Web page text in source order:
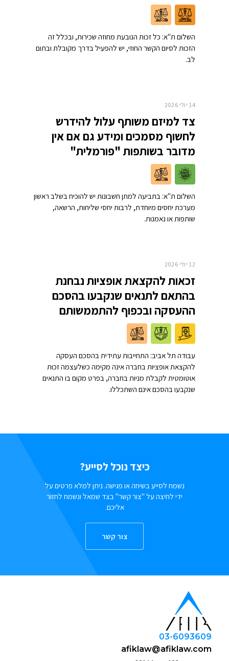
השלום ת"א: כל זכות הנובעת מחוזה שכירות, ובכלל זה
הזכות לסיום הקשר החוזי, יש להפעיל בדרך מקובלת ובתום
לב.
14 יולי 2026
צד למיזם משותף עלול להידרש
לחשוף מסמכים ומידע גם אם אין
מדובר בשותפות "פורמלית"
השלום ת"א: בתביעה למתן חשבונות יש להוכיח בשלב ראשון
מערכת יחסים מיוחדת, לרבות יחסי שליחות, הרשאה,
שותפות או נאמנות.
12 יולי 2026
זכאות להקצאת אופציות נבחנת
בהתאם לתנאים שנקבעו בהסכם
ההעסקה ובכפוף להתממשותם
עבודה תל אביב: התחייבות עתידית בהסכם העסקה
להקצאת אופציות בחברה אינה מקימה כשלעצמה זכות
אוטומטית לקבלת מניות בחברה, בפרט מקום בו התנאים
שנקבעו בהסכם אינם השתכללו.
כיצד נוכל לסייע?
נשמח לסייע בשיחה או פגישה. ניתן למלא פרטים על
ידי לחיצה על "צור קשר" בצד שמאל ונשמח לחזור
אליכם.
צור קשר
03-6093609
afiklaw@afiklaw.com